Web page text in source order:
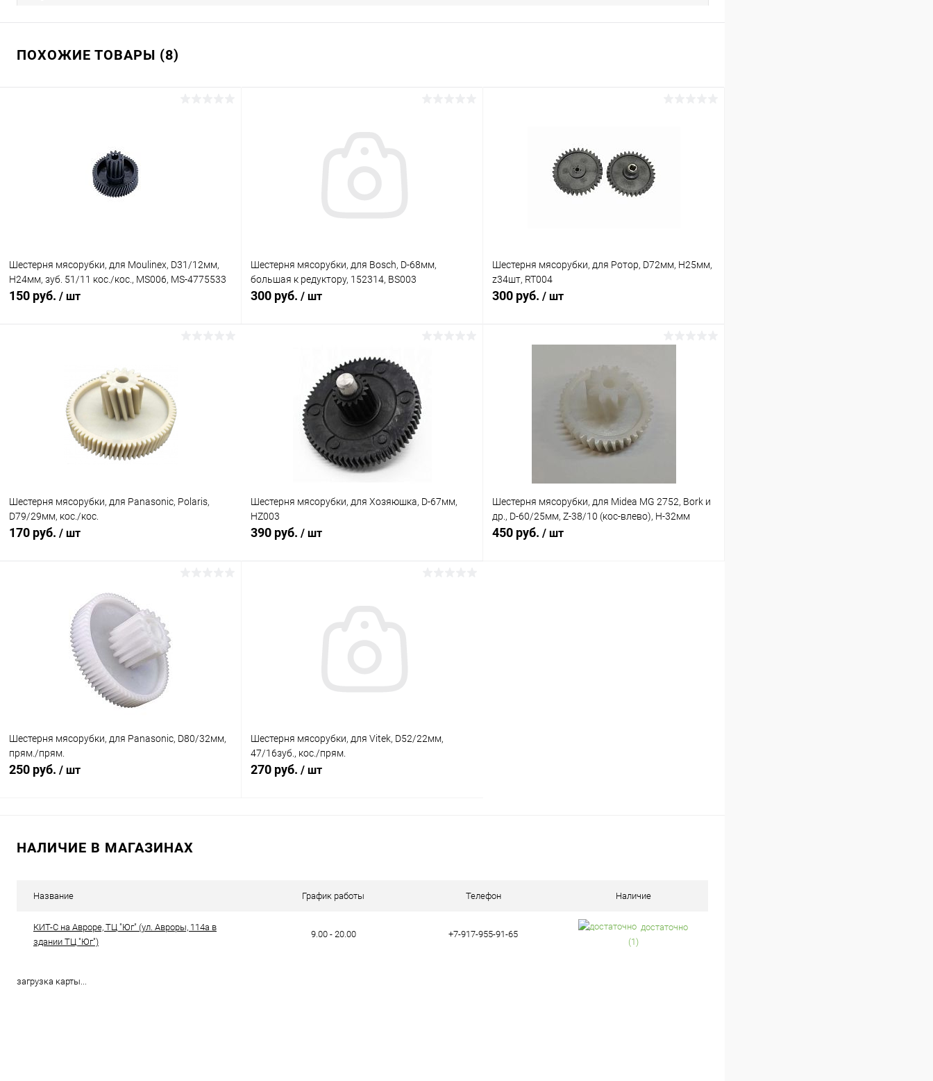
ПОХОЖИЕ ТОВАРЫ (8)
Шестерня мясорубки, для Moulinex, D31/12мм,
H24мм, зуб. 51/11 кос./кос., MS006, MS-4775533
150 руб. / шт
В избранное В наличии (5)
Шестерня мясорубки, для Bosch, D-68мм,
большая к редуктору, 152314, BS003
300 руб. / шт
В избранное В наличии (6)
Шестерня мясорубки, для Ротор, D72мм, H25мм,
z34шт, RT004
300 руб. / шт
Шестерня мясорубки, для Panasonic, Polaris,
D79/29мм, кос./кос.
170 руб. / шт
В избранное В наличии (1)
Шестерня мясорубки, для Хозяюшка, D-67мм,
HZ003
390 руб. / шт
Шестерня мясорубки, для Midea MG 2752, Bork и
др., D-60/25мм, Z-38/10 (кос-влево), H-32мм
450 руб. / шт
Шестерня мясорубки, для Panasonic, D80/32мм,
прям./прям.
250 руб. / шт
Шестерня мясорубки, для Vitek, D52/22мм,
47/16зуб., кос./прям.
270 руб. / шт
НАЛИЧИЕ В МАГАЗИНАХ
Название График работы Телефон Наличие
КИТ-С на Авроре, ТЦ "Юг" (ул. Авроры, 114а в
здании ТЦ "Юг")
9.00 - 20.00 +7-917-955-91-65
достаточно
(1)
загрузка карты...